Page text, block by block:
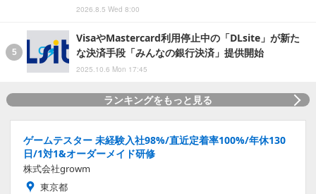
2026.8.5 Wed 8:00
VisaやMastercard利用停止中の「DLsite」が新た
な決済手段「みんなの銀行決済」提供開始
2025.10.6 Mon 17:45
ランキングをもっと見る
ゲームテスター 未経験入社98%/直近定着率100%/年休130
日/1対1&オーダーメイド研修
株式会社growm
東京都